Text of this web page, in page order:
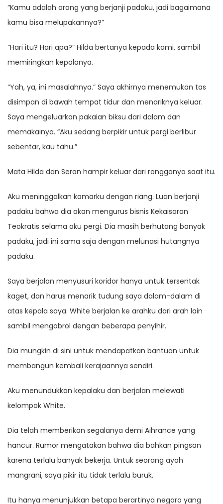
“Kamu adalah orang yang berjanji padaku, jadi bagaimana
kamu bisa melupakannya?”
“Hari itu? Hari apa?” Hilda bertanya kepada kami, sambil
memiringkan kepalanya.
“Yah, ya, ini masalahnya.” Saya akhirnya menemukan tas
disimpan di bawah tempat tidur dan menariknya keluar.
Saya mengeluarkan pakaian biksu dari dalam dan
memakainya. “Aku sedang berpikir untuk pergi berlibur
sebentar, kau tahu.”
Mata Hilda dan Seran hampir keluar dari rongganya saat itu.
Aku meninggalkan kamarku dengan riang. Luan berjanji
padaku bahwa dia akan mengurus bisnis Kekaisaran
Teokratis selama aku pergi. Dia masih berhutang banyak
padaku, jadi ini sama saja dengan melunasi hutangnya
padaku.
Saya berjalan menyusuri koridor hanya untuk tersentak
kaget, dan harus menarik tudung saya dalam-dalam di
atas kepala saya. White berjalan ke arahku dari arah lain
sambil mengobrol dengan beberapa penyihir.
Dia mungkin di sini untuk mendapatkan bantuan untuk
membangun kembali kerajaannya sendiri.
Aku menundukkan kepalaku dan berjalan melewati
kelompok White.
Dia telah memberikan segalanya demi Aihrance yang
hancur. Rumor mengatakan bahwa dia bahkan pingsan
karena terlalu banyak bekerja. Untuk seorang ayah
mangrani, saya pikir itu tidak terlalu buruk.
Itu hanya menunjukkan betapa berartinya negara yang